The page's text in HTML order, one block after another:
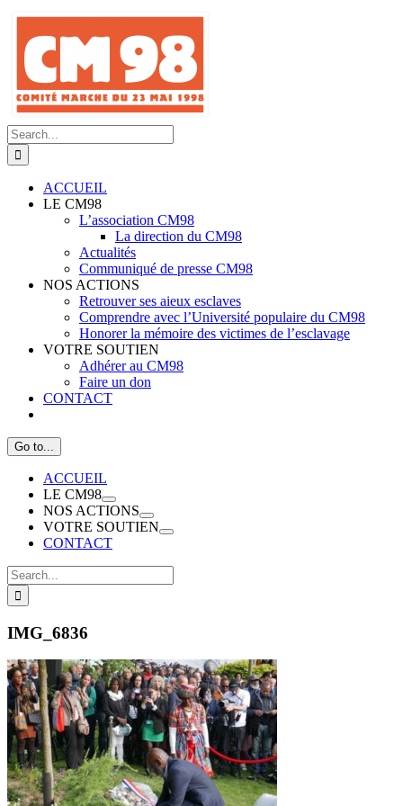
Skip
content
Search
for:
ACCUEIL
LE CM98
L’association CM98
La direction du CM98
Actualités
Communiqué de presse CM98
NOS ACTIONS
Retrouver ses aieux esclaves
Comprendre avec l’Université populaire du CM98
Honorer la mémoire des victimes de l’esclavage
VOTRE SOUTIEN
Adhérer au CM98
Faire un don
CONTACT
Go to...
ACCUEIL
LE CM98
NOS ACTIONS
VOTRE SOUTIEN
CONTACT
Search
for:
IMG_6836